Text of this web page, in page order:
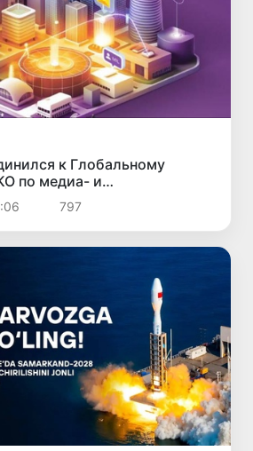
к Глобальному
по медиа- и
грамотности
797